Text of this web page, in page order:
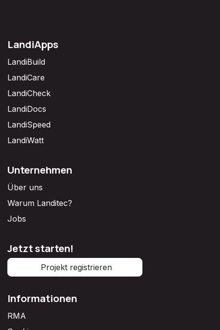
LandiApps
LandiBuild
LandiCare
LandiCheck
LandiDocs
LandiSpeed
LandiWatt
Unternehmen
Über uns
Warum Landitec?
Jobs
Jetzt starten!
Projekt registrieren
Informationen
RMA